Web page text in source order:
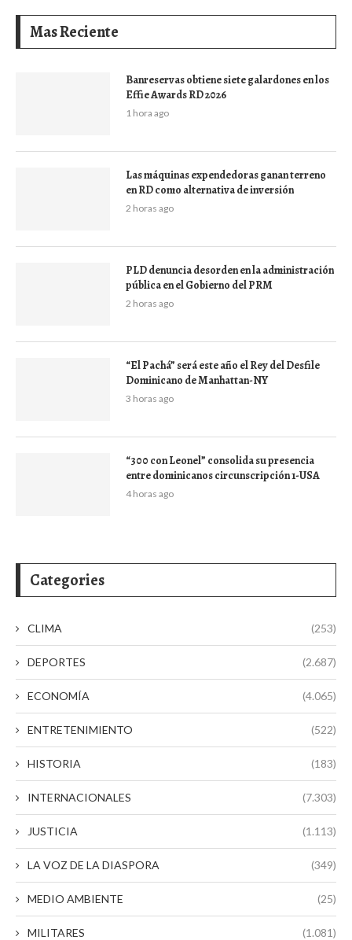
Mas Reciente
Banreservas obtiene siete galardones en los
Effie Awards RD 2026
1 hora ago
Las máquinas expendedoras ganan terreno
en RD como alternativa de inversión
2 horas ago
PLD denuncia desorden en la administración
pública en el Gobierno del PRM
2 horas ago
“El Pachá” será este año el Rey del Desfile
Dominicano de Manhattan-NY
3 horas ago
“300 con Leonel” consolida su presencia
entre dominicanos circunscripción 1-USA
4 horas ago
Categories
CLIMA (253)
DEPORTES (2.687)
ECONOMÍA (4.065)
ENTRETENIMIENTO (522)
HISTORIA (183)
INTERNACIONALES (7.303)
JUSTICIA (1.113)
LA VOZ DE LA DIASPORA (349)
MEDIO AMBIENTE (25)
MILITARES (1.081)